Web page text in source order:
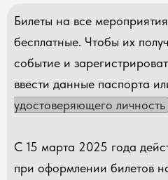
Билеты на все
бесплатные. Чтобы их
событие и
ввести данные паспорта
удостоверяющего личность
С 15 марта 2025 года
при оформлении билетов